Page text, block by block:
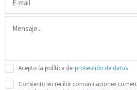
Acepto la política de protección de datos
Consiento en recibir comunicaciones